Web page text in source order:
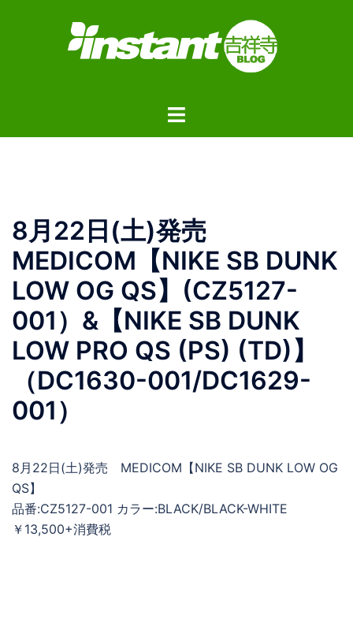
ト
ー
8月22日(土)発売
MEDICOM【NIKE SB DUNK
LOW OG QS】(CZ5127-
001）&【NIKE SB DUNK
LOW PRO QS (PS) (TD)】
（DC1630-001/DC1629-
001）
8月22日(土)発売 MEDICOM【NIKE SB DUNK LOW OG
QS】
品番:CZ5127-001 カラー:BLACK/BLACK-WHITE
￥13,500+消費税